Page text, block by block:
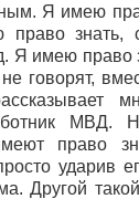
Я имею
знать,
Я имею право
говорят,
МВД.
право
ударив
Другой